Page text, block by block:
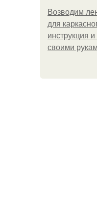
Возводим
для
инструкция
своими